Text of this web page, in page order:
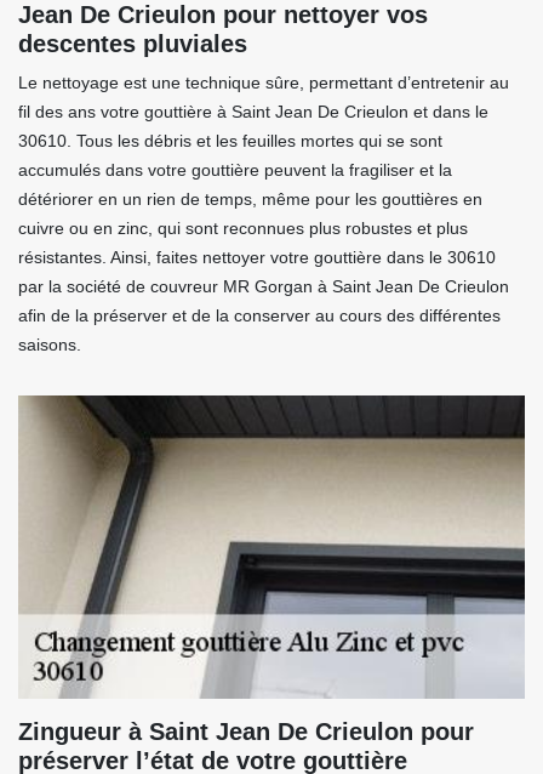
Jean De Crieulon pour nettoyer vos
descentes pluviales
Le nettoyage est une technique sûre, permettant d’entretenir au
fil des ans votre gouttière à Saint Jean De Crieulon et dans le
30610. Tous les débris et les feuilles mortes qui se sont
accumulés dans votre gouttière peuvent la fragiliser et la
détériorer en un rien de temps, même pour les gouttières en
cuivre ou en zinc, qui sont reconnues plus robustes et plus
résistantes. Ainsi, faites nettoyer votre gouttière dans le 30610
par la société de couvreur MR Gorgan à Saint Jean De Crieulon
afin de la préserver et de la conserver au cours des différentes
saisons.
Zingueur à Saint Jean De Crieulon pour
préserver l’état de votre gouttière